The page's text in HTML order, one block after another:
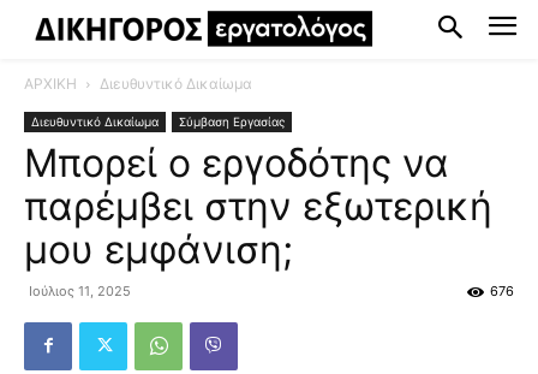
ΑΡΧΙΚΗ Διευθυντικό Δικαίωμα
Διευθυντικό Δικαίωμα Σύμβαση Εργασίας
Μπορεί ο εργοδότης να
παρέμβει στην εξωτερική
μου εμφάνιση;
Ιούλιος 11, 2025 676